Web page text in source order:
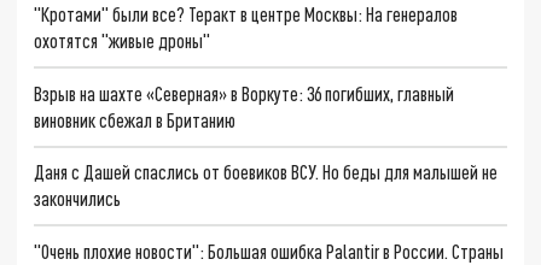
"Кротами" были все? Теракт в центре Москвы: На генералов
охотятся "живые дроны"
Взрыв на шахте «Северная» в Воркуте: 36 погибших, главный
виновник сбежал в Британию
Даня с Дашей спаслись от боевиков ВСУ. Но беды для малышей не
закончились
"Очень плохие новости": Большая ошибка Palantir в России. Страны